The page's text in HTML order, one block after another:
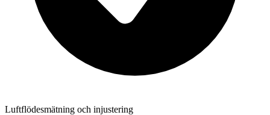
Luftflödesmätning och injustering